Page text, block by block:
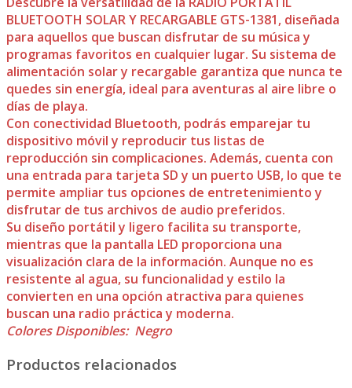
BLUETOOTH SOLAR Y RECARGABLE GTS-1381, diseñada
para aquellos que buscan disfrutar de su música y
programas favoritos en cualquier lugar. Su sistema de
alimentación solar y recargable garantiza que nunca te
quedes sin energía, ideal para aventuras al aire libre o
días de playa.
Con conectividad Bluetooth, podrás emparejar tu
dispositivo móvil y reproducir tus listas de
reproducción sin complicaciones. Además, cuenta con
una entrada para tarjeta SD y un puerto USB, lo que te
permite ampliar tus opciones de entretenimiento y
disfrutar de tus archivos de audio preferidos.
Su diseño portátil y ligero facilita su transporte,
mientras que la pantalla LED proporciona una
visualización clara de la información. Aunque no es
resistente al agua, su funcionalidad y estilo la
convierten en una opción atractiva para quienes
buscan una radio práctica y moderna.
Colores Disponibles: Negro
Productos relacionados